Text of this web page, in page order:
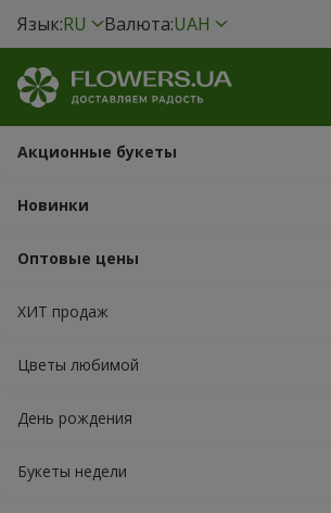
Язык:RU Валюта:UAH
Акционные букеты
Новинки
Оптовые цены
ХИТ продаж
Цветы любимой
День рождения
Букеты недели